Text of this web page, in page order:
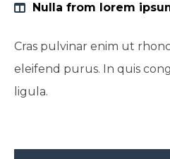
Nulla from lorem
Cras pulvinar enim ut
eleifend purus. In quis
ligula.